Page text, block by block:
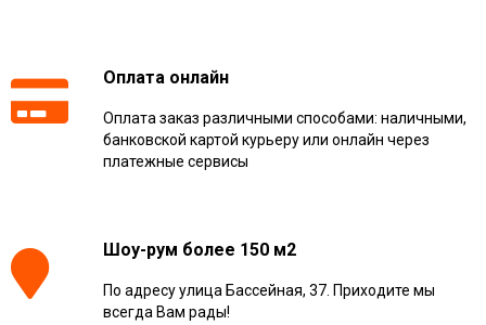
Оплата онлайн
Оплата заказ различными способами: наличными,
банковской картой курьеру или онлайн через
платежные сервисы
Шоу-рум более 150 м2
По адресу улица Бассейная, 37. Приходите мы
всегда Вам рады!